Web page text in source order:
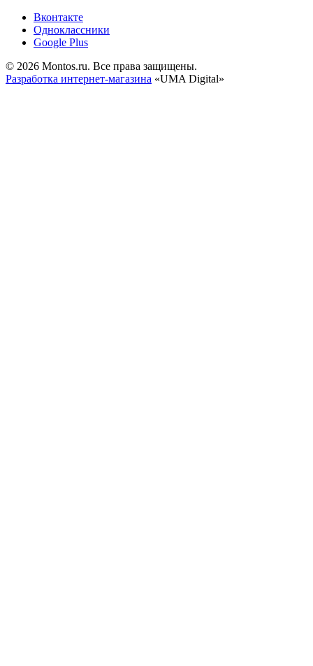
Вконтакте
Одноклассники
Google Plus
© 2026 Montos.ru. Все права защищены.
Разработка интернет-магазина «UMA Digital»